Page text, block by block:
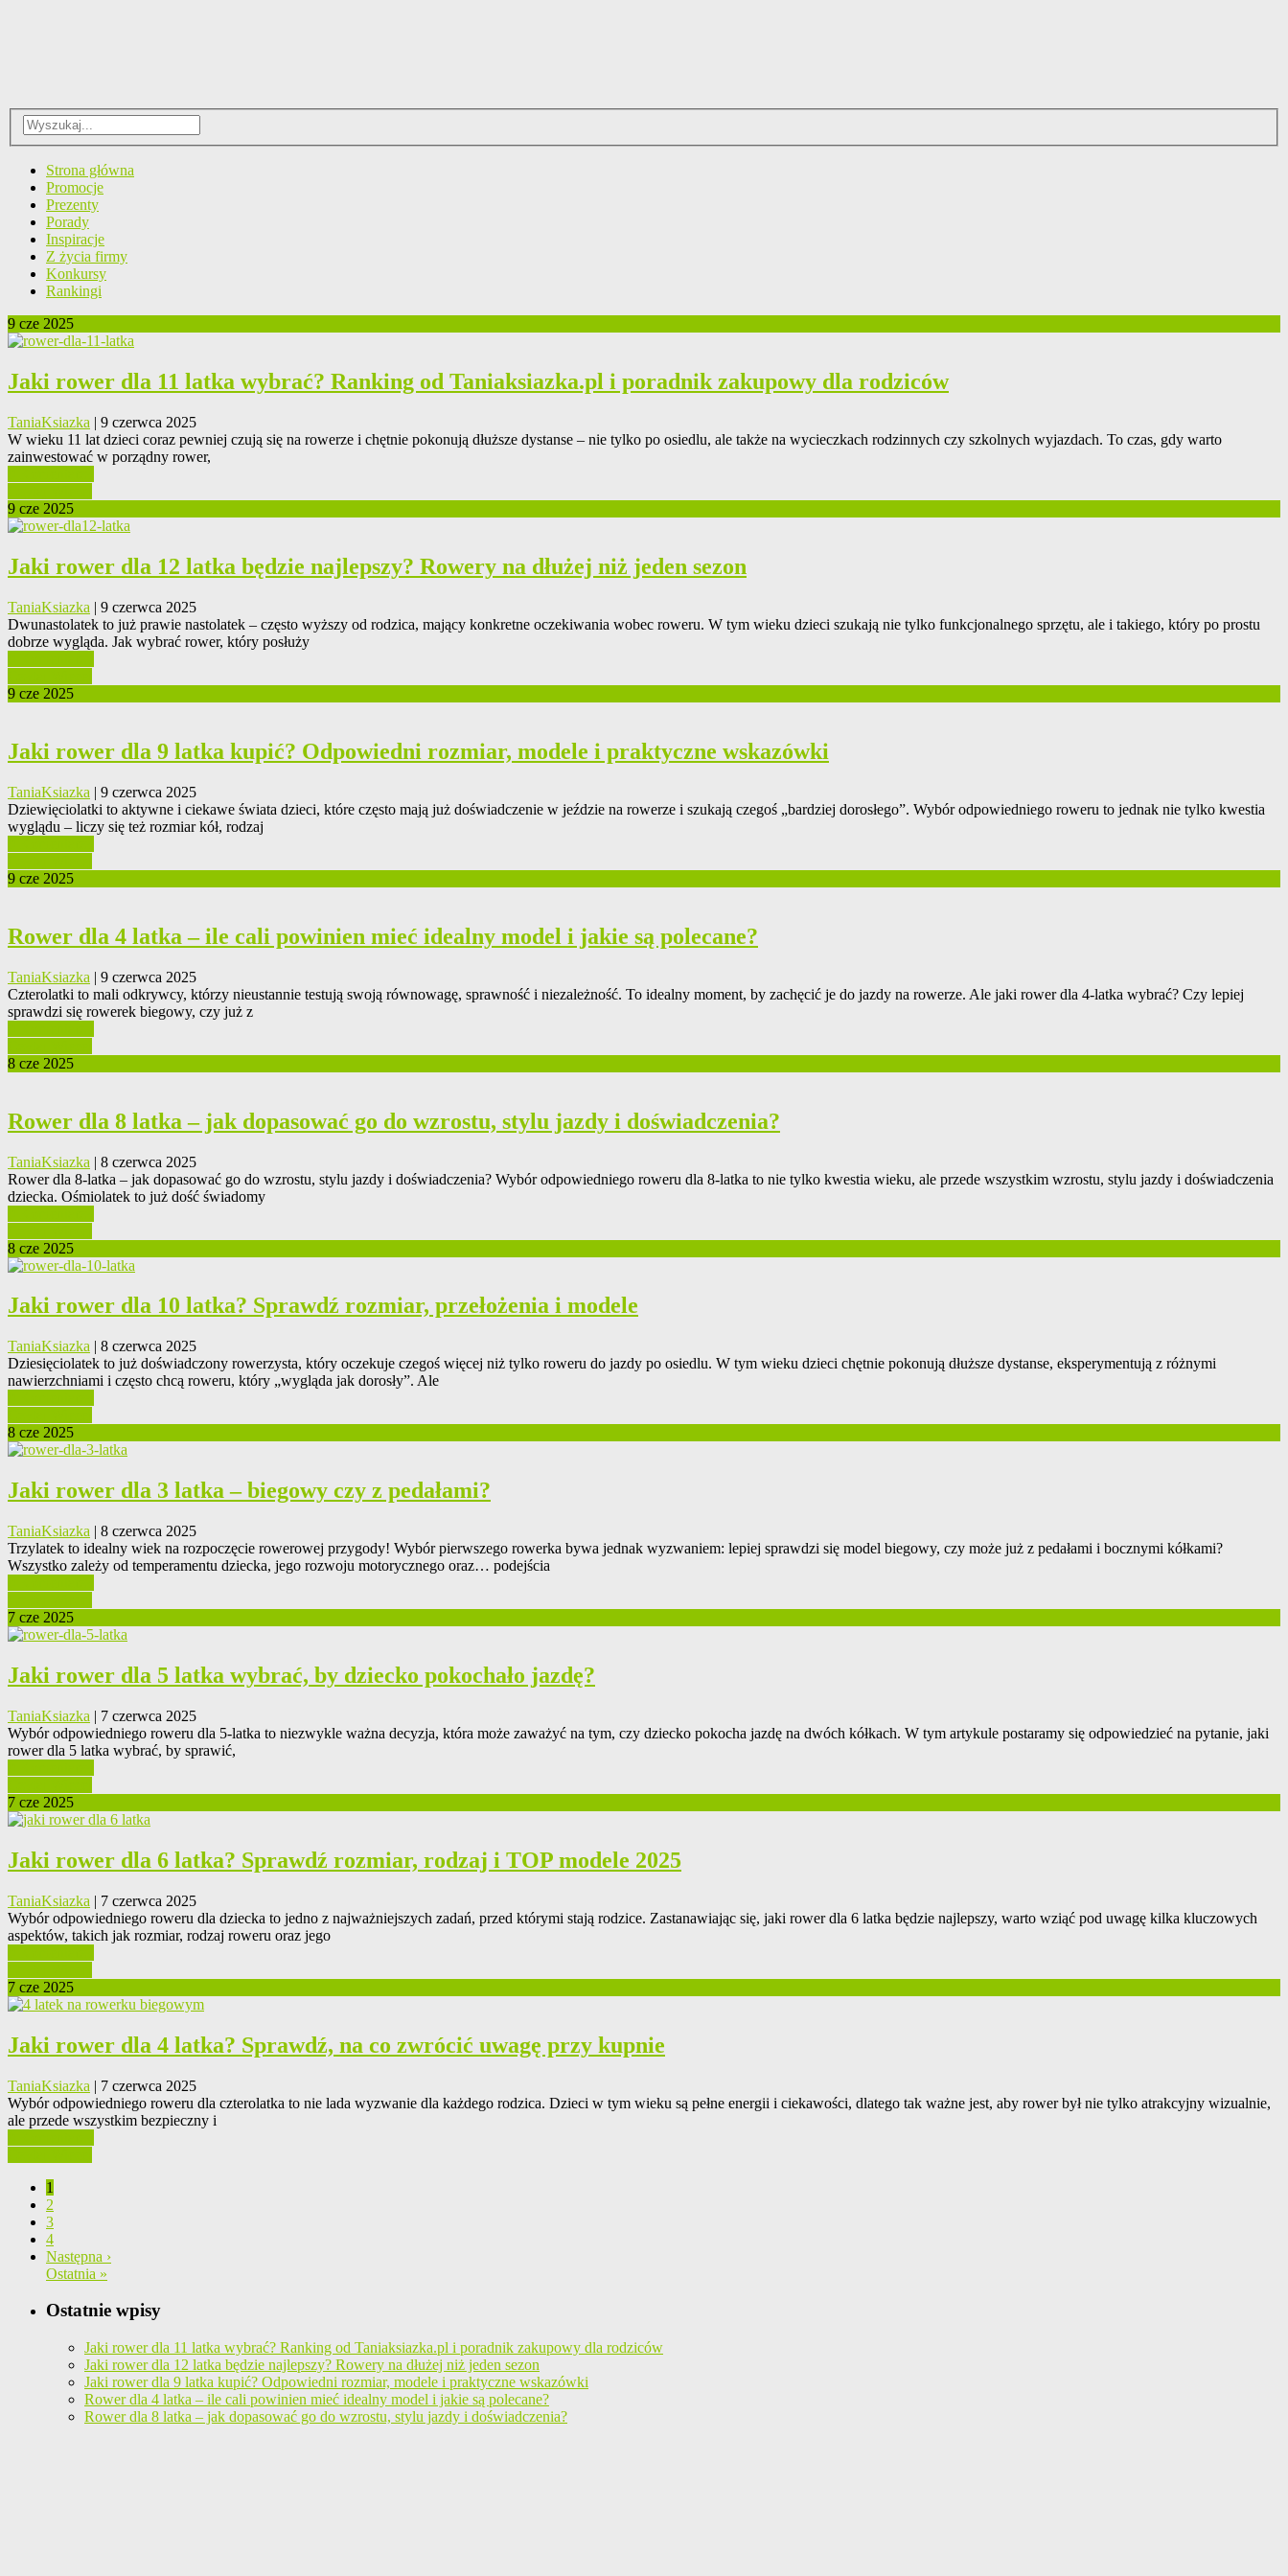
Strona główna
Promocje
Prezenty
Porady
Inspiracje
Z życia firmy
Konkursy
Rankingi
9 cze 2025
Jaki rower dla 11 latka wybrać? Ranking od Taniaksiazka.pl i poradnik zakupowy dla rodziców
TaniaKsiazka | 9 czerwca 2025
W wieku 11 lat dzieci coraz pewniej czują się na rowerze i chętnie pokonują dłuższe dystanse – nie tylko po osiedlu, ale także na wycieczkach rodzinnych czy szkolnych wyjazdach. To czas, gdy warto
zainwestować w porządny rower,
9 cze 2025
Jaki rower dla 12 latka będzie najlepszy? Rowery na dłużej niż jeden sezon
TaniaKsiazka | 9 czerwca 2025
Dwunastolatek to już prawie nastolatek – często wyższy od rodzica, mający konkretne oczekiwania wobec roweru. W tym wieku dzieci szukają nie tylko funkcjonalnego sprzętu, ale i takiego, który po prostu
dobrze wygląda. Jak wybrać rower, który posłuży
9 cze 2025
Jaki rower dla 9 latka kupić? Odpowiedni rozmiar, modele i praktyczne wskazówki
TaniaKsiazka | 9 czerwca 2025
Dziewięciolatki to aktywne i ciekawe świata dzieci, które często mają już doświadczenie w jeździe na rowerze i szukają czegoś „bardziej dorosłego”. Wybór odpowiedniego roweru to jednak nie tylko kwestia
wyglądu – liczy się też rozmiar kół, rodzaj
9 cze 2025
Rower dla 4 latka – ile cali powinien mieć idealny model i jakie są polecane?
TaniaKsiazka | 9 czerwca 2025
Czterolatki to mali odkrywcy, którzy nieustannie testują swoją równowagę, sprawność i niezależność. To idealny moment, by zachęcić je do jazdy na rowerze. Ale jaki rower dla 4-latka wybrać? Czy lepiej
sprawdzi się rowerek biegowy, czy już z
8 cze 2025
Rower dla 8 latka – jak dopasować go do wzrostu, stylu jazdy i doświadczenia?
TaniaKsiazka | 8 czerwca 2025
Rower dla 8-latka – jak dopasować go do wzrostu, stylu jazdy i doświadczenia? Wybór odpowiedniego roweru dla 8-latka to nie tylko kwestia wieku, ale przede wszystkim wzrostu, stylu jazdy i doświadczenia
dziecka. Ośmiolatek to już dość świadomy
8 cze 2025
Jaki rower dla 10 latka? Sprawdź rozmiar, przełożenia i modele
TaniaKsiazka | 8 czerwca 2025
Dziesięciolatek to już doświadczony rowerzysta, który oczekuje czegoś więcej niż tylko roweru do jazdy po osiedlu. W tym wieku dzieci chętnie pokonują dłuższe dystanse, eksperymentują z różnymi
nawierzchniami i często chcą roweru, który „wygląda jak dorosły”. Ale
8 cze 2025
Jaki rower dla 3 latka – biegowy czy z pedałami?
TaniaKsiazka | 8 czerwca 2025
Trzylatek to idealny wiek na rozpoczęcie rowerowej przygody! Wybór pierwszego rowerka bywa jednak wyzwaniem: lepiej sprawdzi się model biegowy, czy może już z pedałami i bocznymi kółkami?
Wszystko zależy od temperamentu dziecka, jego rozwoju motorycznego oraz… podejścia
7 cze 2025
Jaki rower dla 5 latka wybrać, by dziecko pokochało jazdę?
TaniaKsiazka | 7 czerwca 2025
Wybór odpowiedniego roweru dla 5-latka to niezwykle ważna decyzja, która może zaważyć na tym, czy dziecko pokocha jazdę na dwóch kółkach. W tym artykule postaramy się odpowiedzieć na pytanie, jaki
rower dla 5 latka wybrać, by sprawić,
7 cze 2025
Jaki rower dla 6 latka? Sprawdź rozmiar, rodzaj i TOP modele 2025
TaniaKsiazka | 7 czerwca 2025
Wybór odpowiedniego roweru dla dziecka to jedno z najważniejszych zadań, przed którymi stają rodzice. Zastanawiając się, jaki rower dla 6 latka będzie najlepszy, warto wziąć pod uwagę kilka kluczowych
aspektów, takich jak rozmiar, rodzaj roweru oraz jego
7 cze 2025
Jaki rower dla 4 latka? Sprawdź, na co zwrócić uwagę przy kupnie
TaniaKsiazka | 7 czerwca 2025
Wybór odpowiedniego roweru dla czterolatka to nie lada wyzwanie dla każdego rodzica. Dzieci w tym wieku są pełne energii i ciekawości, dlatego tak ważne jest, aby rower był nie tylko atrakcyjny wizualnie,
ale przede wszystkim bezpieczny i
1
2
3
4
Następna ›
Ostatnia »
Ostatnie wpisy
Jaki rower dla 11 latka wybrać? Ranking od Taniaksiazka.pl i poradnik zakupowy dla rodziców
Jaki rower dla 12 latka będzie najlepszy? Rowery na dłużej niż jeden sezon
Jaki rower dla 9 latka kupić? Odpowiedni rozmiar, modele i praktyczne wskazówki
Rower dla 4 latka – ile cali powinien mieć idealny model i jakie są polecane?
Rower dla 8 latka – jak dopasować go do wzrostu, stylu jazdy i doświadczenia?